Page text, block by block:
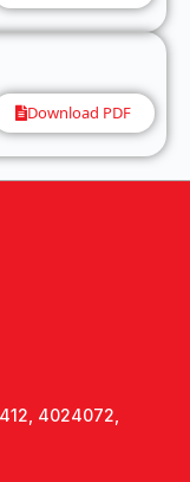
Download PDF
4024072,